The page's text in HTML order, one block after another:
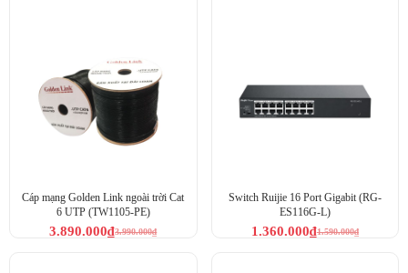
Cáp mạng Golden Link ngoài trời Cat
6 UTP (TW1105-PE)
3.990.000₫
3.890.000₫
Switch Ruijie 16 Port Gigabit (RG-
ES116G-L)
1.590.000₫
1.360.000₫